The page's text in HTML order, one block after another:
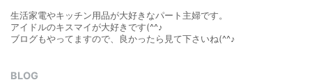
生活家電やキッチン用品が大好きなパート主婦です。
アイドルのキスマイが大好きです(^^♪
ブログもやってますので、良かったら見て下さいね(^^♪
BLOG